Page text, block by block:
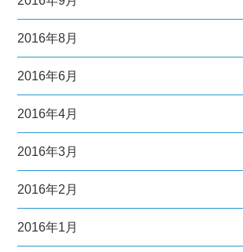
2016年8月
2016年6月
2016年4月
2016年3月
2016年2月
2016年1月